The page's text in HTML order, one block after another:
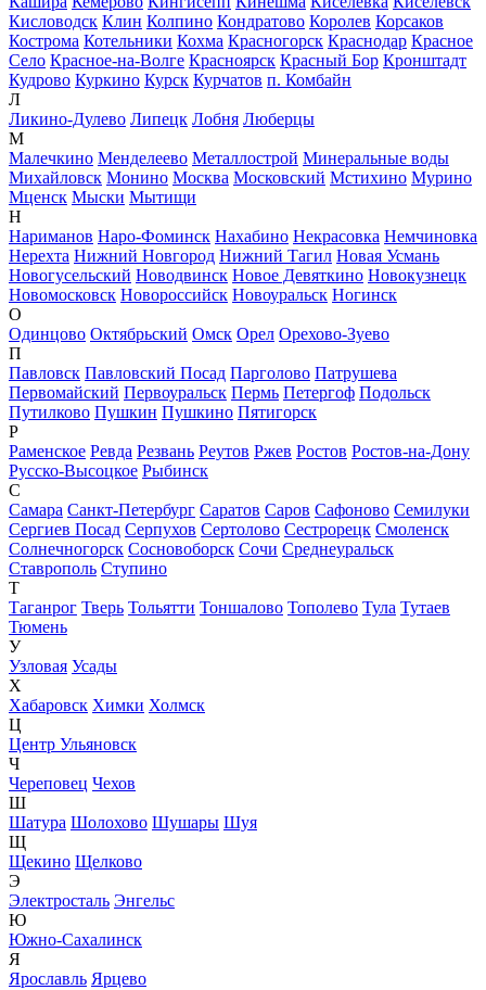
Кисловодск Клин Колпино Кондратово Королев Корсаков
Кострома Котельники Кохма Красногорск Краснодар Красное
Село Красное-на-Волге Красноярск Красный Бор Кронштадт
Кудрово Куркино Курск Курчатов п. Комбайн
Л
Ликино-Дулево Липецк Лобня Люберцы
М
Малечкино Менделеево Металлострой Минеральные воды
Михайловск Монино Москва Московский Мстихино Мурино
Мценск Мыски Мытищи
Н
Нариманов Наро-Фоминск Нахабино Некрасовка Немчиновка
Нерехта Нижний Новгород Нижний Тагил Новая Усмань
Новогусельский Новодвинск Новое Девяткино Новокузнецк
Новомосковск Новороссийск Новоуральск Ногинск
О
Одинцово Октябрьский Омск Орел Орехово-Зуево
П
Павловск Павловский Посад Парголово Патрушева
Первомайский Первоуральск Пермь Петергоф Подольск
Путилково Пушкин Пушкино Пятигорск
Р
Раменское Ревда Резвань Реутов Ржев Ростов Ростов-на-Дону
Русско-Высоцкое Рыбинск
С
Самара Санкт-Петербург Саратов Саров Сафоново Семилуки
Сергиев Посад Серпухов Сертолово Сестрорецк Смоленск
Солнечногорск Сосновоборск Сочи Среднеуральск
Ставрополь Ступино
Т
Таганрог Тверь Тольятти Тоншалово Тополево Тула Тутаев
Тюмень
У
Узловая Усады
Х
Хабаровск Химки Холмск
Ц
Центр Ульяновск
Ч
Череповец Чехов
Ш
Шатура Шолохово Шушары Шуя
Щ
Щекино Щелково
Э
Электросталь Энгельс
Ю
Южно-Сахалинск
Я
Ярославль Ярцево